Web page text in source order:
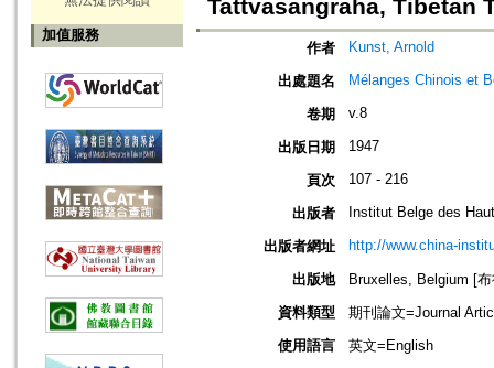
加值服務
Tattvasangraha, Tibetan
作者 Kunst, Arnold
出處題名 Mélanges Chinois et
卷期 v.8
出版日期 1947
頁次 107 - 216
出版者 Institut Belge des
出版者網址 http://www.china-
出版地
Bruxelles, Belgium [
資料類型
期刊論文=Journal
使用語言
英文=English